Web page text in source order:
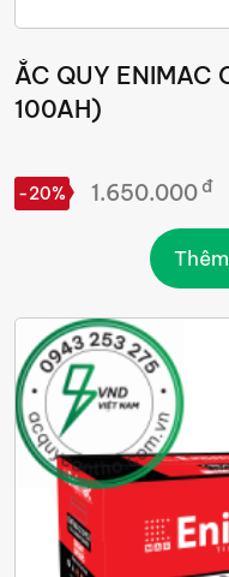
ẮC QUY ENIMAC
100AH)
-20% 1.650.000 đ